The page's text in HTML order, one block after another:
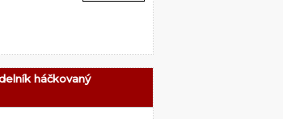
háčkovaný